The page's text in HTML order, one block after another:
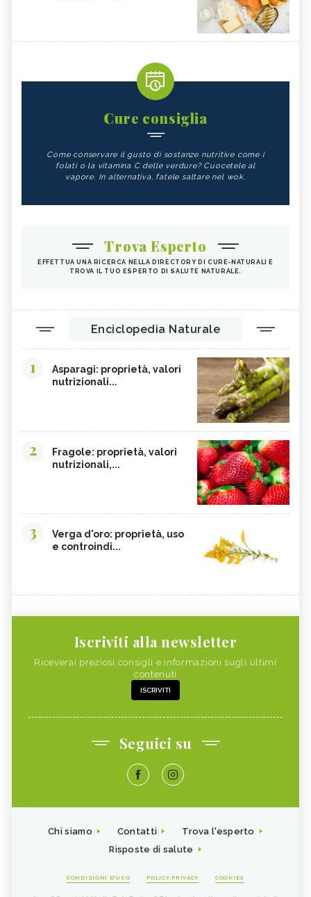
Cure consiglia
Come conservare il gusto di sostanze nutritive come i
folati o la vitamina C delle verdure? Cuocetele al
vapore. In alternativa, fatele saltare nel wok.
Trova Esperto
EFFETTUA UNA RICERCA NELLA DIRECTORY DI CURE-NATURALI E
TROVA IL TUO ESPERTO DI SALUTE NATURALE.
Enciclopedia Naturale
1
Asparagi: proprietà, valori
nutrizionali...
2
Fragole: proprietà, valori
nutrizionali,...
3
Verga d'oro: proprietà, uso
e controindi...
Iscriviti alla newsletter
Riceverai preziosi consigli e informazioni sugli ultimi
contenuti
ISCRIVITI
Seguici su
Chi siamo Contatti
Trova l'esperto
Risposte di salute
CONDIZIONI D'USO POLICY PRIVACY COOKIES